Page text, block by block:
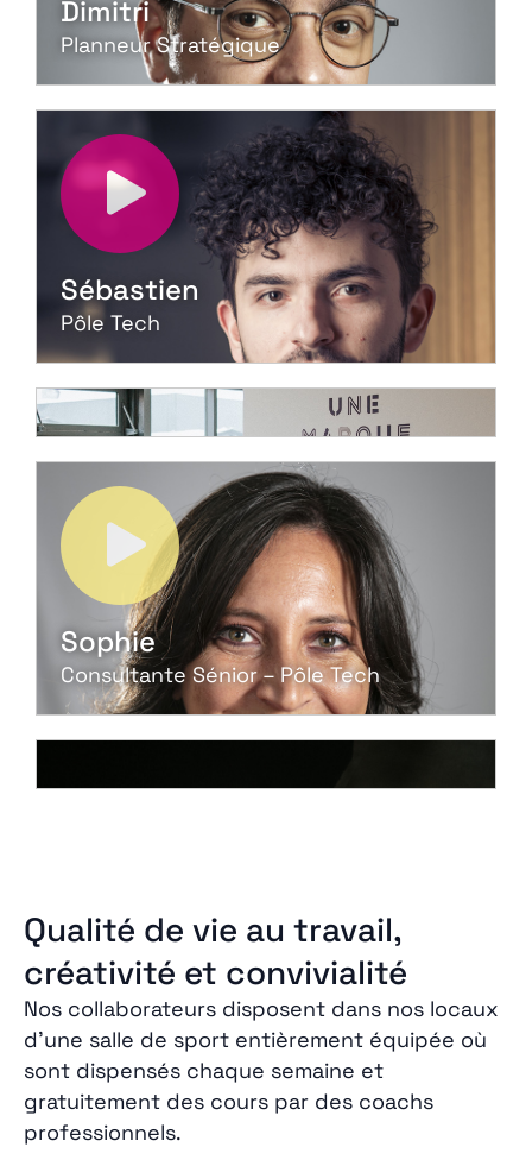
Dimitri
Planneur Stratégique
Sébastien
Pôle Tech
Sophie
Consultante Sénior – Pôle Tech
Qualité de vie au travail,
créativité et convivialité
Nos collaborateurs disposent dans nos locaux
d’une salle de sport entièrement équipée où
sont dispensés chaque semaine et
gratuitement des cours par des coachs
professionnels.